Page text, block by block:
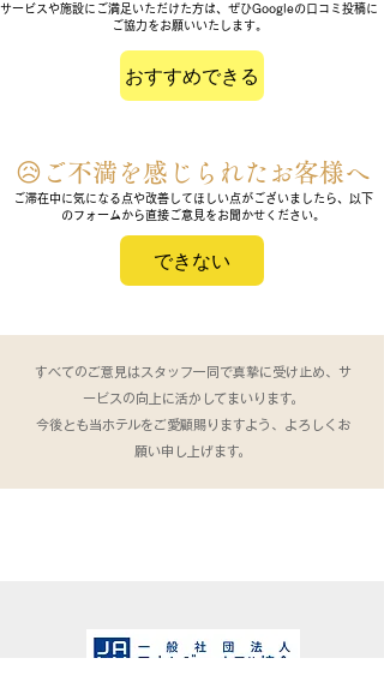
サービスや施設にご満足いただけた方は、ぜひGoogleの口コミ投稿に
ご協力をお願いいたします。
おすすめできる
😥ご不満を感じられたお客様へ
ご滞在中に気になる点や改善してほしい点がございましたら、以下
のフォームから直接ご意見をお聞かせください。
できない
すべてのご意見はスタッフ一同で真摯に受け止め、サ
ービスの向上に活かしてまいります。
今後とも当ホテルをご愛顧賜りますよう、よろしくお
願い申し上げます。